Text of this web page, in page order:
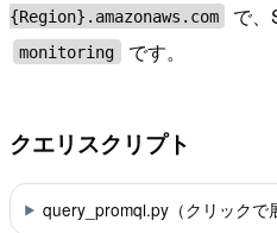
{Region}.amazonaws.com
で
monitoring です。
クエリスクリプト
query_promql.py（クリックで